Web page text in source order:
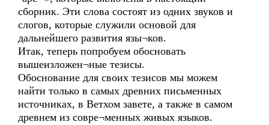
сборник. Эти слова состоят из одних звуков и
слогов, которые служили основой для
дальнейшего развития язы¬ков.
Итак, теперь попробуем обосновать
вышеизложен¬ные тезисы.
Обоснование для своих тезисов мы можем
найти только в самых древних письменных
источниках, в Ветхом завете, а также в самом
древнем из совре¬менных живых языков.